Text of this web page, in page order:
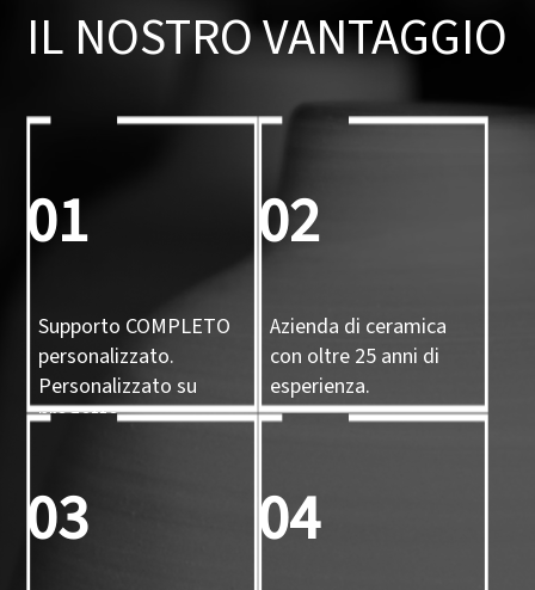
IL NOSTRO VANTAGGIO
01
Supporto COMPLETO
personalizzato.
Personalizzato su
progetto,
personalizzato con
stampo 3D.
02
Azienda di ceramica
con oltre 25 anni di
esperienza.
03 04